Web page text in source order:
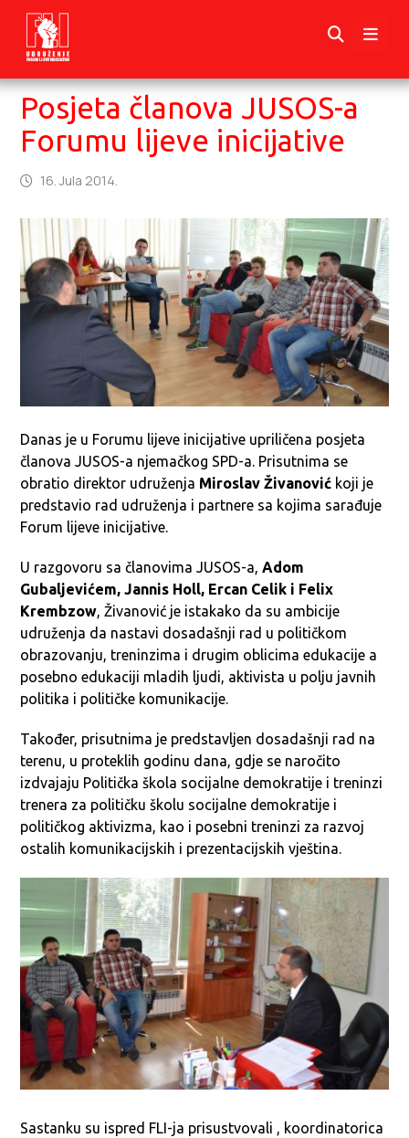
Posjeta članova JUSOS-a
Forumu lijeve inicijative
16. Jula 2014.
Danas je u Forumu lijeve inicijative upriličena posjeta
članova JUSOS-a njemačkog SPD-a. Prisutnima se
obratio direktor udruženja Miroslav Živanović koji je
predstavio rad udruženja i partnere sa kojima sarađuje
Forum lijeve inicijative.
U razgovoru sa članovima JUSOS-a,Adom
Gubaljevićem, Jannis Holl, Ercan Celik i Felix
Krembzow, Živanović je istakako da su ambicije
udruženja da nastavi dosadašnji rad u političkom
obrazovanju, treninzima i drugim oblicima edukacije a
posebno edukaciji mladih ljudi, aktivista u polju javnih
politika i političke komunikacije.
Također, prisutnima je predstavljen dosadašnji rad na
terenu, u proteklih godinu dana, gdje se naročito
izdvajaju Politička škola socijalne demokratije i treninzi
trenera za političku školu socijalne demokratije i
političkog aktivizma, kao i posebni treninzi za razvoj
ostalih komunikacijskih i prezentacijskih vještina.
Sastanku su ispred FLI-ja prisustvovali , koordinatorica